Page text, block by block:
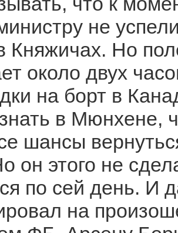
не
Княжичах. Но
около двух
на борт в
в Мюнхене,
шансы
он этого не
по сей день. И
на